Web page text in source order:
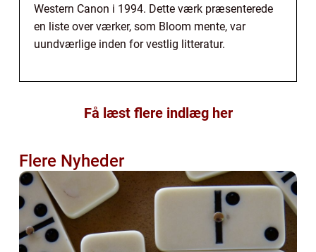
Western Canon i 1994. Dette værk præsenterede
en liste over værker, som Bloom mente, var
uundværlige inden for vestlig litteratur.
Få læst flere indlæg her
Flere Nyheder